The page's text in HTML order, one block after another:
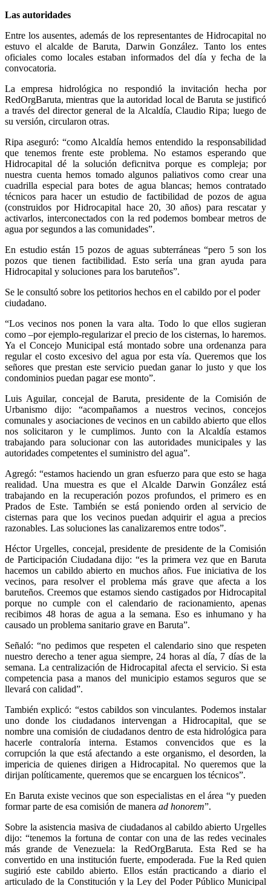
Las autoridades
Entre los ausentes, además de los representantes de Hidrocapital no
estuvo el alcalde de Baruta, Darwin González. Tanto los entes
oficiales como locales estaban informados del día y fecha de la
convocatoria.
La empresa hidrológica no respondió la invitación hecha por
RedOrgBaruta, mientras que la autoridad local de Baruta se justificó
a través del director general de la Alcaldía, Claudio Ripa; luego de
su versión, circularon otras.
Ripa aseguró: “como Alcaldía hemos entendido la responsabilidad
que tenemos frente este problema. No estamos esperando que
Hidrocapital dé la solución deficnitva porque es compleja; por
nuestra cuenta hemos tomado algunos paliativos como crear una
cuadrilla especial para botes de agua blancas; hemos contratado
técnicos para hacer un estudio de factibilidad de pozos de agua
(construidos por Hidrocapital hace 20, 30 años) para rescatar y
activarlos, interconectados con la red podemos bombear metros de
agua por segundos a las comunidades”.
En estudio están 15 pozos de aguas subterráneas “pero 5 son los
pozos que tienen factibilidad. Esto sería una gran ayuda para
Hidrocapital y soluciones para los baruteños”.
Se le consultó sobre los petitorios hechos en el cabildo por el poder
ciudadano.
“Los vecinos nos ponen la vara alta. Todo lo que ellos sugieran
como –por ejemplo-regularizar el precio de los cisternas, lo haremos.
Ya el Concejo Municipal está montado sobre una ordenanza para
regular el costo excesivo del agua por esta vía. Queremos que los
señores que prestan este servicio puedan ganar lo justo y que los
condominios puedan pagar ese monto”.
Luis Aguilar, concejal de Baruta, presidente de la Comisión de
Urbanismo dijo: “acompañamos a nuestros vecinos, concejos
comunales y asociaciones de vecinos en un cabildo abierto que ellos
nos solicitaron y le cumplimos. Junto con la Alcaldía estamos
trabajando para solucionar con las autoridades municipales y las
autoridades competentes el suministro del agua”.
Agregó: “estamos haciendo un gran esfuerzo para que esto se haga
realidad. Una muestra es que el Alcalde Darwin González está
trabajando en la recuperación pozos profundos, el primero es en
Prados de Este. También se está poniendo orden al servicio de
cisternas para que los vecinos puedan adquirir el agua a precios
razonables. Las soluciones las canalizaremos entre todos”.
Héctor Urgelles, concejal, presidente de presidente de la Comisión
de Participación Ciudadana dijo: “es la primera vez que en Baruta
hacemos un cabildo abierto en muchos años. Fue iniciativa de los
vecinos, para resolver el problema más grave que afecta a los
baruteños. Creemos que estamos siendo castigados por Hidrocapital
porque no cumple con el calendario de racionamiento, apenas
recibimos 48 horas de agua a la semana. Eso es inhumano y ha
causado un problema sanitario grave en Baruta”.
Señaló: “no pedimos que respeten el calendario sino que respeten
nuestro derecho a tener agua siempre, 24 horas al día, 7 días de la
semana. La centralización de Hidrocapital afecta el servicio. Si esta
competencia pasa a manos del municipio estamos seguros que se
llevará con calidad”.
También explicó: “estos cabildos son vinculantes. Podemos instalar
uno donde los ciudadanos intervengan a Hidrocapital, que se
nombre una comisión de ciudadanos dentro de esta hidrológica para
hacerle contraloría interna. Estamos convencidos que es la
corrupción la que está afectando a este organismo, el desorden, la
impericia de quienes dirigen a Hidrocapital. No queremos que la
dirijan políticamente, queremos que se encarguen los técnicos”.
En Baruta existe vecinos que son especialistas en el área “y pueden
formar parte de esa comisión de manera ad honorem”.
Sobre la asistencia masiva de ciudadanos al cabildo abierto Urgelles
dijo: “tenemos la fortuna de contar con una de las redes vecinales
más grande de Venezuela: la RedOrgBaruta. Esta Red se ha
convertido en una institución fuerte, empoderada. Fue la Red quien
sugirió este cabildo abierto. Ellos están practicando a diario el
articulado de la Constitución y la Ley del Poder Público Municipal